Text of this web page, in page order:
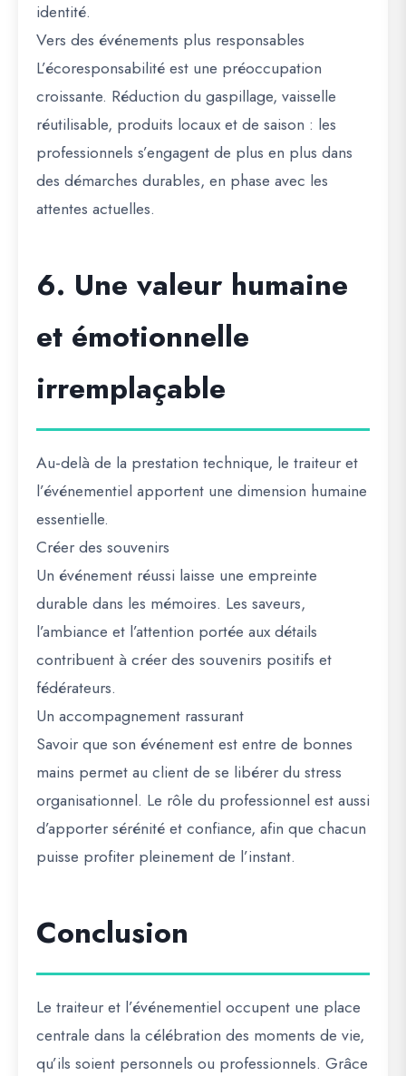
identité.
Vers des événements plus responsables
L’écoresponsabilité est une préoccupation
croissante. Réduction du gaspillage, vaisselle
réutilisable, produits locaux et de saison : les
professionnels s’engagent de plus en plus dans
des démarches durables, en phase avec les
attentes actuelles.
6. Une valeur humaine
et émotionnelle
irremplaçable
Au-delà de la prestation technique, le traiteur et
l’événementiel apportent une dimension humaine
essentielle.
Créer des souvenirs
Un événement réussi laisse une empreinte
durable dans les mémoires. Les saveurs,
l’ambiance et l’attention portée aux détails
contribuent à créer des souvenirs positifs et
fédérateurs.
Un accompagnement rassurant
Savoir que son événement est entre de bonnes
mains permet au client de se libérer du stress
organisationnel. Le rôle du professionnel est aussi
d’apporter sérénité et confiance, afin que chacun
puisse profiter pleinement de l’instant.
Conclusion
Le traiteur et l’événementiel occupent une place
centrale dans la célébration des moments de vie,
qu’ils soient personnels ou professionnels. Grâce